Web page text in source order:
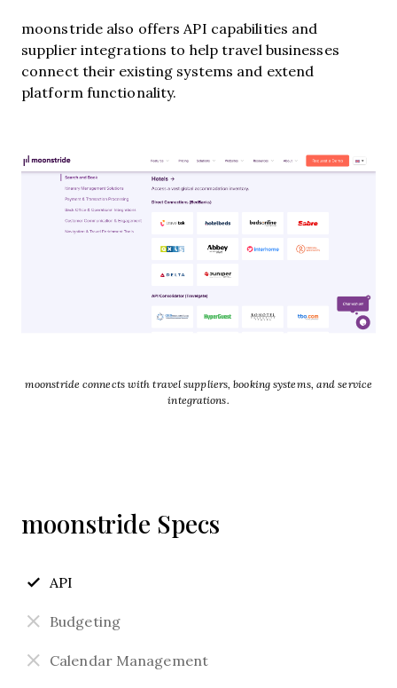
moonstride also offers API capabilities and
supplier integrations to help travel businesses
connect their existing systems and extend
platform functionality.
moonstride connects with travel suppliers, booking systems, and service
integrations.
moonstride Specs
API
Budgeting
Calendar Management